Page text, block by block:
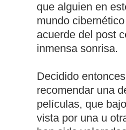
que alguien en
mundo
acuerde del post
inmensa sonrisa.
Decidido
recomendar una
películas, que
vista por una u